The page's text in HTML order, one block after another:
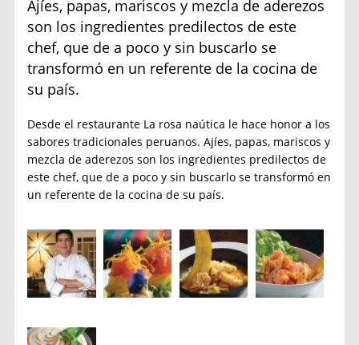
Ajíes, papas, mariscos y mezcla de aderezos
son los ingredientes predilectos de este
chef, que de a poco y sin buscarlo se
transformó en un referente de la cocina de
su país.
Desde el restaurante La rosa naútica le hace honor a los
sabores tradicionales peruanos. Ajíes, papas, mariscos y
mezcla de aderezos son los ingredientes predilectos de
este chef, que de a poco y sin buscarlo se transformó en
un referente de la cocina de su país.